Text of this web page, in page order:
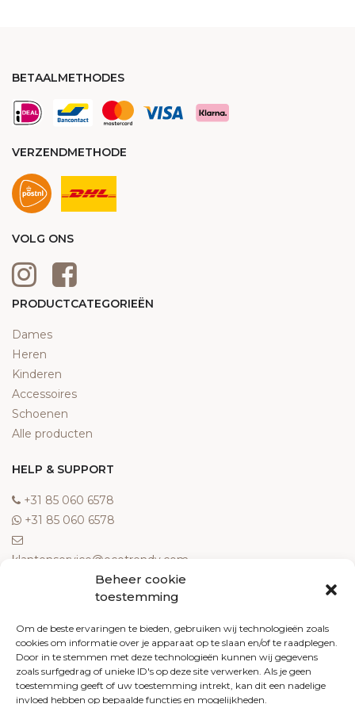
Beheer cookie
toestemming
Om de beste ervaringen te bieden, gebruiken wij technologieën zoals
cookies om informatie over je apparaat op te slaan en/of te raadplegen.
Door in te stemmen met deze technologieën kunnen wij gegevens
zoals surfgedrag of unieke ID's op deze site verwerken. Als je geen
toestemming geeft of uw toestemming intrekt, kan dit een nadelige
invloed hebben op bepaalde functies en mogelijkheden.
BETAALMETHODES
VERZENDMETHODE
VOLG ONS
PRODUCTCATEGORIEËN
Dames
Heren
Kinderen
Accessoires
Schoenen
Alle producten
HELP & SUPPORT
‎+31 85 060 6578
‎+31 85 060 6578
klantenservice@ecotrendy.com
Meest gestelde vragen
Contact
Algemene voorwaarden
Retourneren